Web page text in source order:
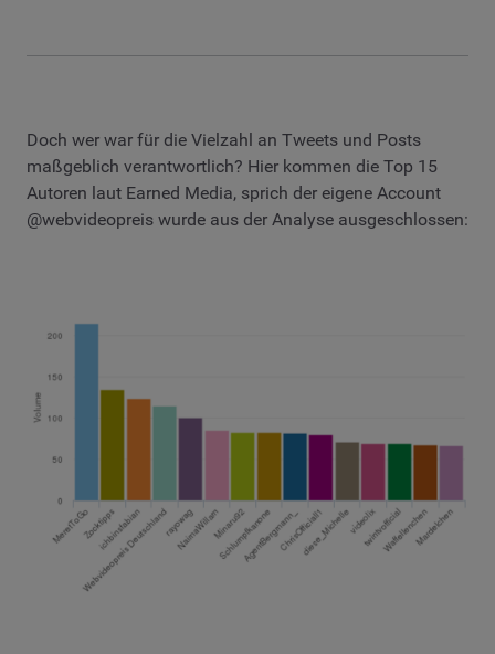
Doch wer war für die Vielzahl an Tweets und Posts
maßgeblich verantwortlich? Hier kommen die Top 15
Autoren laut Earned Media, sprich der eigene Account
@webvideopreis wurde aus der Analyse ausgeschlossen: